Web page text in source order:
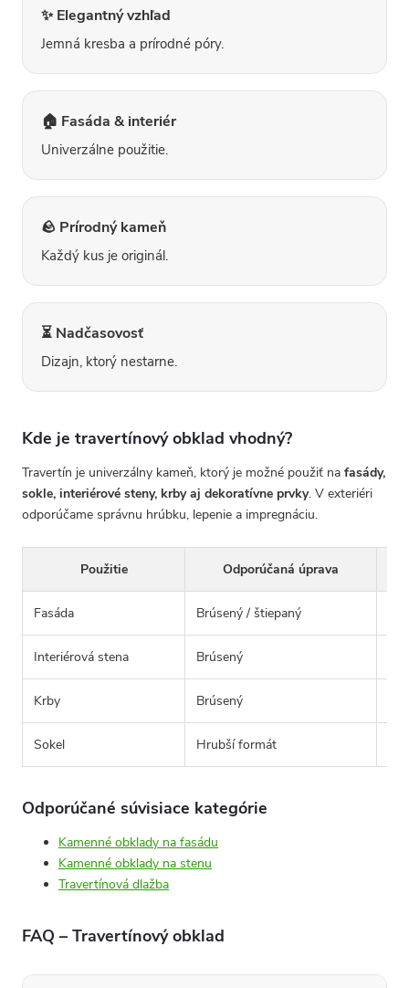
✨ Elegantný vzhľad
Jemná kresba a prírodné póry.
🏠 Fasáda & interiér
Univerzálne použitie.
🪨 Prírodný kameň
Každý kus je originál.
⏳ Nadčasovosť
Dizajn, ktorý nestarne.
Kde je travertínový obklad vhodný?
Travertín je univerzálny kameň, ktorý je možné použiť na fasády,
sokle, interiérové steny, krby aj dekoratívne prvky. V exteriéri
odporúčame správnu hrúbku, lepenie a impregnáciu.
Použitie Odporúčaná úprava
Fasáda Brúsený / štiepaný
Interiérová stena Brúsený
Krby Brúsený
Sokel Hrubší formát
Odporúčané súvisiace kategórie
Kamenné obklady na fasádu
Kamenné obklady na stenu
Travertínová dlažba
FAQ – Travertínový obklad